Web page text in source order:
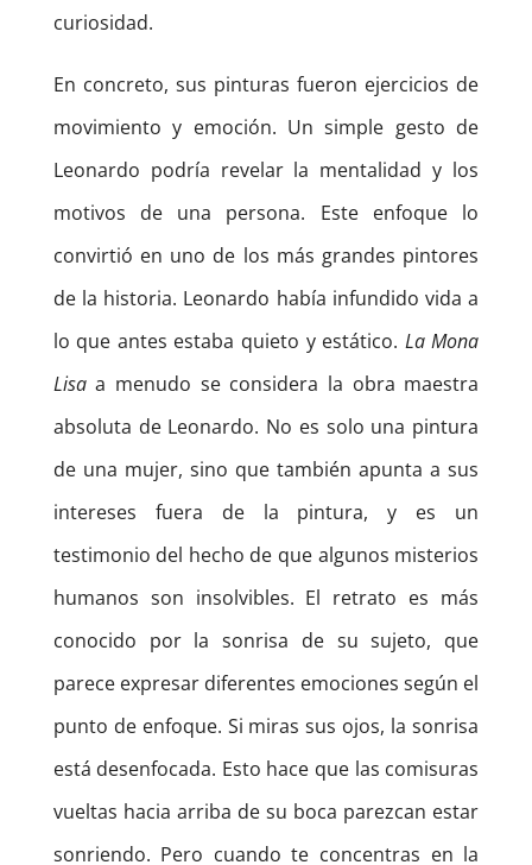
curiosidad.
En concreto, sus pinturas fueron ejercicios de
movimiento y emoción. Un simple gesto de
Leonardo podría revelar la mentalidad y los
motivos de una persona. Este enfoque lo
convirtió en uno de los más grandes pintores
de la historia. Leonardo había infundido vida a
lo que antes estaba quieto y estático. La Mona
Lisaa menudo se considera la obra maestra
absoluta de Leonardo. No es solo una pintura
de una mujer, sino que también apunta a sus
intereses fuera de la pintura, y es un
testimonio del hecho de que algunos misterios
humanos son insolvibles. El retrato es más
conocido por la sonrisa de su sujeto, que
parece expresar diferentes emociones según el
punto de enfoque. Si miras sus ojos, la sonrisa
está desenfocada. Esto hace que las comisuras
vueltas hacia arriba de su boca parezcan estar
sonriendo. Pero cuando te concentras en la